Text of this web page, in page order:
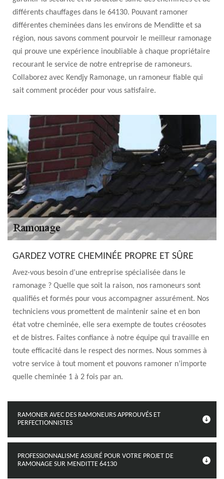
différents chauffages dans le 64130. Pouvant ramoner
différentes cheminées dans les environs de Menditte et sa
région, nous savons comment pourvoir le meilleur ramonage
qui prouve une expérience inoubliable à chaque propriétaire
recourant le service de notre entreprise de ramoneurs.
Collaborez avec Kendjy Ramonage, un ramoneur fiable qui
sait comment procéder pour vous satisfaire.
GARDEZ VOTRE CHEMINÉE PROPRE ET SÛRE
Avez-vous besoin d’une entreprise spécialisée dans le
ramonage ? Quelle que soit la raison, nos ramoneurs sont
qualifiés et formés pour vous accompagner assurément. Nos
techniciens vous promettent de maintenir saine et en bon
état votre cheminée, elle sera exempte de toutes créosotes
et de bistres. Faites confiance à notre équipe qui travaille en
toute efficacité dans le respect des normes. Nous sommes à
votre service à tout moment et pouvons ramoner n’importe
quelle cheminée 1 à 2 fois par an.
RAMONER AVEC DES RAMONEURS APPROUVÉS ET
PERFECTIONNISTES
PROFESSIONNALISME ASSURÉ POUR VOTRE PROJET DE
RAMONAGE SUR MENDITTE 64130